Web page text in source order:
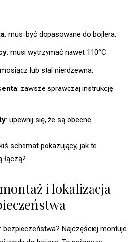
: musi być dopasowane do bojlera.
: musi wytrzymać nawet 110°C.
lub stal nierdzewna.
: zawsze sprawdzaj instrukcję
: upewnij się, że są obecne.
schemat pokazujący, jak te
łączą?
i lokalizacja
bezpieczeństwa? Najczęściej montuje